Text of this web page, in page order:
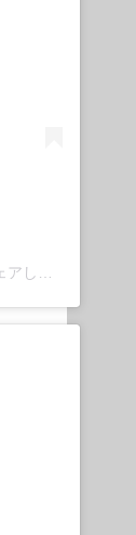
北川景子(@kitagawakeiko0822)がシェアした投稿